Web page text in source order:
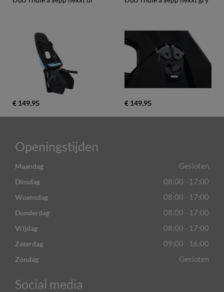
€ 149,95 € 149,95
Openingstijden
Maandag Gesloten
Dinsdag 08:00 - 17:00
Woensdag 08:00 - 17:00
Donderdag 08:00 - 17:00
Vrijdag 08:00 - 17:00
Zaterdag 09:00 - 16:00
Zondag Gesloten
Social media